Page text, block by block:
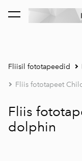
lisati ostukorvi.
Fliisil fototapeedid
Fliis fototapeet
Fliis
dolphin